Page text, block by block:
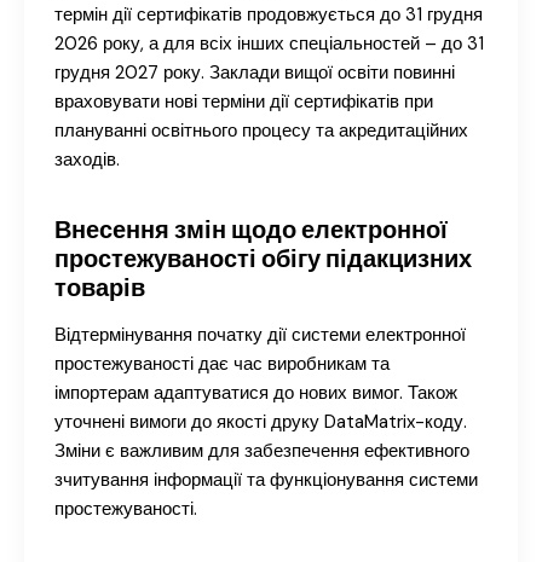
термін дії сертифікатів продовжується до 31 грудня
2026 року, а для всіх інших спеціальностей – до 31
грудня 2027 року. Заклади вищої освіти повинні
враховувати нові терміни дії сертифікатів при
плануванні освітнього процесу та акредитаційних
заходів.
Внесення змін щодо електронної
простежуваності обігу підакцизних
товарів
Відтермінування початку дії системи електронної
простежуваності дає час виробникам та
імпортерам адаптуватися до нових вимог. Також
уточнені вимоги до якості друку DataMatrix-коду.
Зміни є важливим для забезпечення ефективного
зчитування інформації та функціонування системи
простежуваності.